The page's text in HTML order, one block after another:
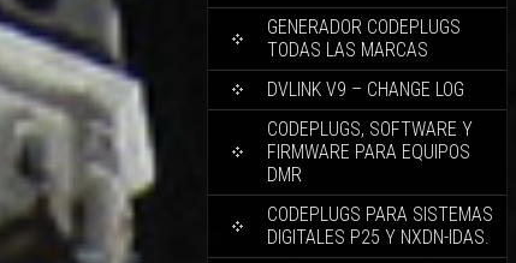
GENERADOR CODEPLUGS
TODAS LAS MARCAS
DVLINK V9 – CHANGE LOG
CODEPLUGS, SOFTWARE Y
FIRMWARE PARA EQUIPOS
DMR
CODEPLUGS PARA SISTEMAS
DIGITALES P25 Y NXDN-IDAS.